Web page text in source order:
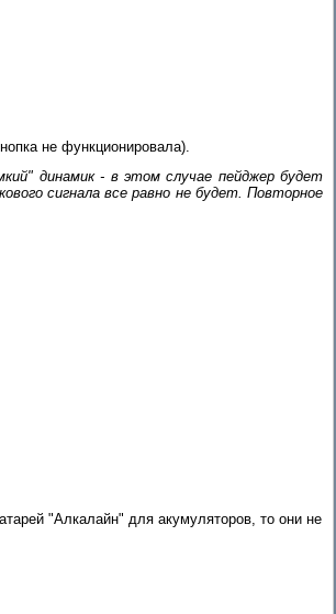
не функционировала).
динамик - в этом случае пейджер будет
сигнала все равно не будет. Повторное
"Алкалайн" для акумуляторов, то они не